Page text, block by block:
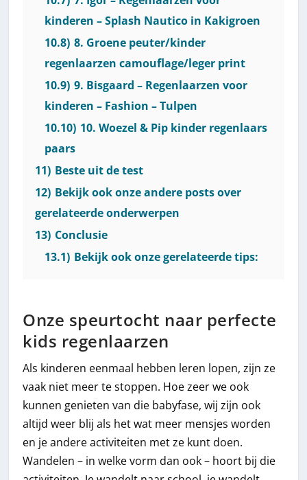
kinderen – Splash Nautico in Kakigroen
10.8) 8. Groene peuter/kinder
regenlaarzen camouflage/leger print
10.9) 9. Bisgaard – Regenlaarzen voor
kinderen – Fashion – Tulpen
10.10) 10. Woezel & Pip kinder regenlaars
paars
11) Beste uit de test
12) Bekijk ook onze andere posts over
gerelateerde onderwerpen
13) Conclusie
13.1) Bekijk ook onze gerelateerde tips:
Onze speurtocht naar perfecte
kids regenlaarzen
Als kinderen eenmaal hebben leren lopen, zijn ze
vaak niet meer te stoppen. Hoe zeer we ook
kunnen genieten van die babyfase, wij zijn ook
altijd weer blij als het wat meer mensjes worden
en je andere activiteiten met ze kunt doen.
Wandelen – in welke vorm dan ook – hoort bij die